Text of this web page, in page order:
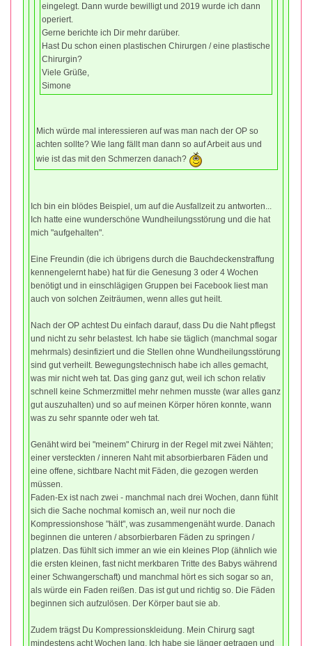
eingelegt. Dann wurde bewilligt und 2019 wurde ich dann
operiert.
Gerne berichte ich Dir mehr darüber.
Hast Du schon einen plastischen Chirurgen / eine plastische
Chirurgin?
Viele Grüße,
Simone
Mich würde mal interessieren auf was man nach der OP so
achten sollte? Wie lang fällt man dann so auf Arbeit aus und
wie ist das mit den Schmerzen danach?
Ich bin ein blödes Beispiel, um auf die Ausfallzeit zu antworten...
Ich hatte eine wunderschöne Wundheilungsstörung und die hat
mich "aufgehalten".
Eine Freundin (die ich übrigens durch die Bauchdeckenstraffung
kennengelernt habe) hat für die Genesung 3 oder 4 Wochen
benötigt und in einschlägigen Gruppen bei Facebook liest man
auch von solchen Zeiträumen, wenn alles gut heilt.
Nach der OP achtest Du einfach darauf, dass Du die Naht pflegst
und nicht zu sehr belastest. Ich habe sie täglich (manchmal sogar
mehrmals) desinfiziert und die Stellen ohne Wundheilungsstörung
sind gut verheilt. Bewegungstechnisch habe ich alles gemacht,
was mir nicht weh tat. Das ging ganz gut, weil ich schon relativ
schnell keine Schmerzmittel mehr nehmen musste (war alles ganz
gut auszuhalten) und so auf meinen Körper hören konnte, wann
was zu sehr spannte oder weh tat.
Genäht wird bei "meinem" Chirurg in der Regel mit zwei Nähten;
einer versteckten / inneren Naht mit absorbierbaren Fäden und
eine offene, sichtbare Nacht mit Fäden, die gezogen werden
müssen.
Faden-Ex ist nach zwei - manchmal nach drei Wochen, dann fühlt
sich die Sache nochmal komisch an, weil nur noch die
Kompressionshose "hält", was zusammengenäht wurde. Danach
beginnen die unteren / absorbierbaren Fäden zu springen /
platzen. Das fühlt sich immer an wie ein kleines Plop (ähnlich wie
die ersten kleinen, fast nicht merkbaren Tritte des Babys während
einer Schwangerschaft) und manchmal hört es sich sogar so an,
als würde ein Faden reißen. Das ist gut und richtig so. Die Fäden
beginnen sich aufzulösen. Der Körper baut sie ab.
Zudem trägst Du Kompressionskleidung. Mein Chirurg sagt
mindestens acht Wochen lang. Ich habe sie länger getragen und